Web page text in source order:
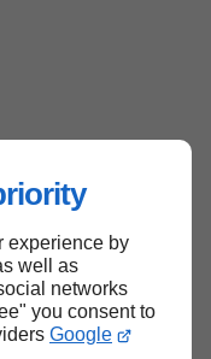
experience by
well as
networks
you consent to
Google